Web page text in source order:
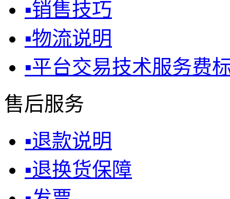
▪销售技巧
▪物流说明
▪平台交易技术服务费
售后服务
▪退款说明
▪退换货保障